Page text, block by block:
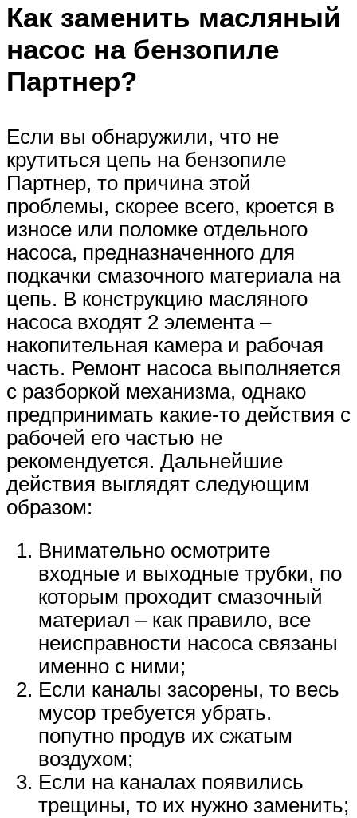
Как заменить масляный
насос на бензопиле
Партнер?
Если вы обнаружили, что не
крутиться цепь на бензопиле
Партнер, то причина этой
проблемы, скорее всего, кроется в
износе или поломке отдельного
насоса, предназначенного для
подкачки смазочного материала на
цепь. В конструкцию масляного
насоса входят 2 элемента –
накопительная камера и рабочая
часть. Ремонт насоса выполняется
с разборкой механизма, однако
предпринимать какие-то действия с
рабочей его частью не
рекомендуется. Дальнейшие
действия выглядят следующим
образом:
Внимательно осмотрите
входные и выходные трубки, по
которым проходит смазочный
материал – как правило, все
неисправности насоса связаны
именно с ними;
Если каналы засорены, то весь
мусор требуется убрать.
попутно продув их сжатым
воздухом;
Если на каналах появились
трещины, то их нужно заменить;